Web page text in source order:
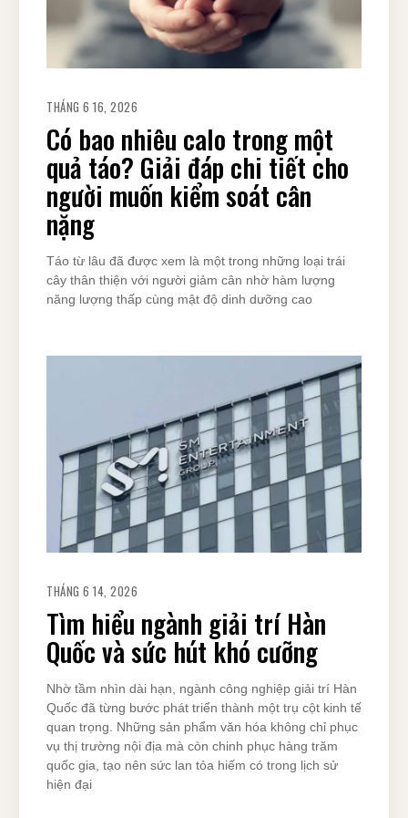
THÁNG 6 16, 2026
Có bao nhiêu calo trong một
quả táo? Giải đáp chi tiết cho
người muốn kiểm soát cân
nặng
Táo từ lâu đã được xem là một trong những loại trái
cây thân thiện với người giảm cân nhờ hàm lượng
năng lượng thấp cùng mật độ dinh dưỡng cao
THÁNG 6 14, 2026
Tìm hiểu ngành giải trí Hàn
Quốc và sức hút khó cưỡng
Nhờ tầm nhìn dài hạn, ngành công nghiệp giải trí Hàn
Quốc đã từng bước phát triển thành một trụ cột kinh tế
quan trọng. Những sản phẩm văn hóa không chỉ phục
vụ thị trường nội địa mà còn chinh phục hàng trăm
quốc gia, tạo nên sức lan tỏa hiếm có trong lịch sử
hiện đại